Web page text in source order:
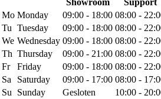
Showroom
Support
Mo Monday 09:00 - 18:00 08:00 -
Tu Tuesday 09:00 - 18:00 08:00 -
We Wednesday 09:00 - 18:00 08:00 -
Th Thursday 09:00 - 21:00 08:00 -
Fr
Friday 09:00 - 18:00 08:00 -
Sa
Saturday 09:00 - 17:00 08:00 -
Su Sunday Gesloten
10:00 -